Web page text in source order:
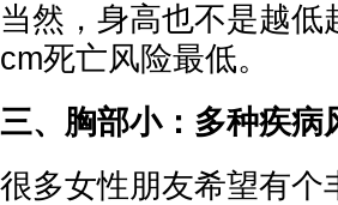
当然，身高也不是越
cm死亡风险最低。
三、胸部小：多种疾病
很多女性朋友希望有个